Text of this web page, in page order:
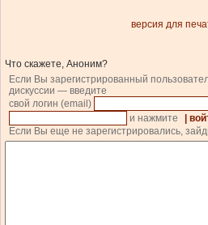
версия для
Что скажете, Аноним?
Если Вы зарегистрированный
дискуссии — введите
свой логин (email)
и нажмите
|
Если Вы еще не зарегистрировались,